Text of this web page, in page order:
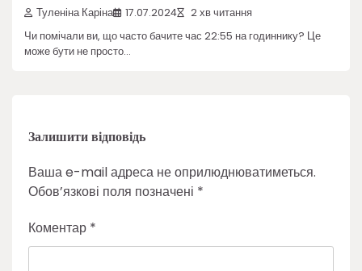
Туленіна Каріна 17.07.2024 2 хв читання
Чи помічали ви, що часто бачите час 22:55 на годиннику? Це
може бути не просто…
Залишити відповідь
Ваша e-mail адреса не оприлюднюватиметься.
Обов’язкові поля позначені *
Коментар *